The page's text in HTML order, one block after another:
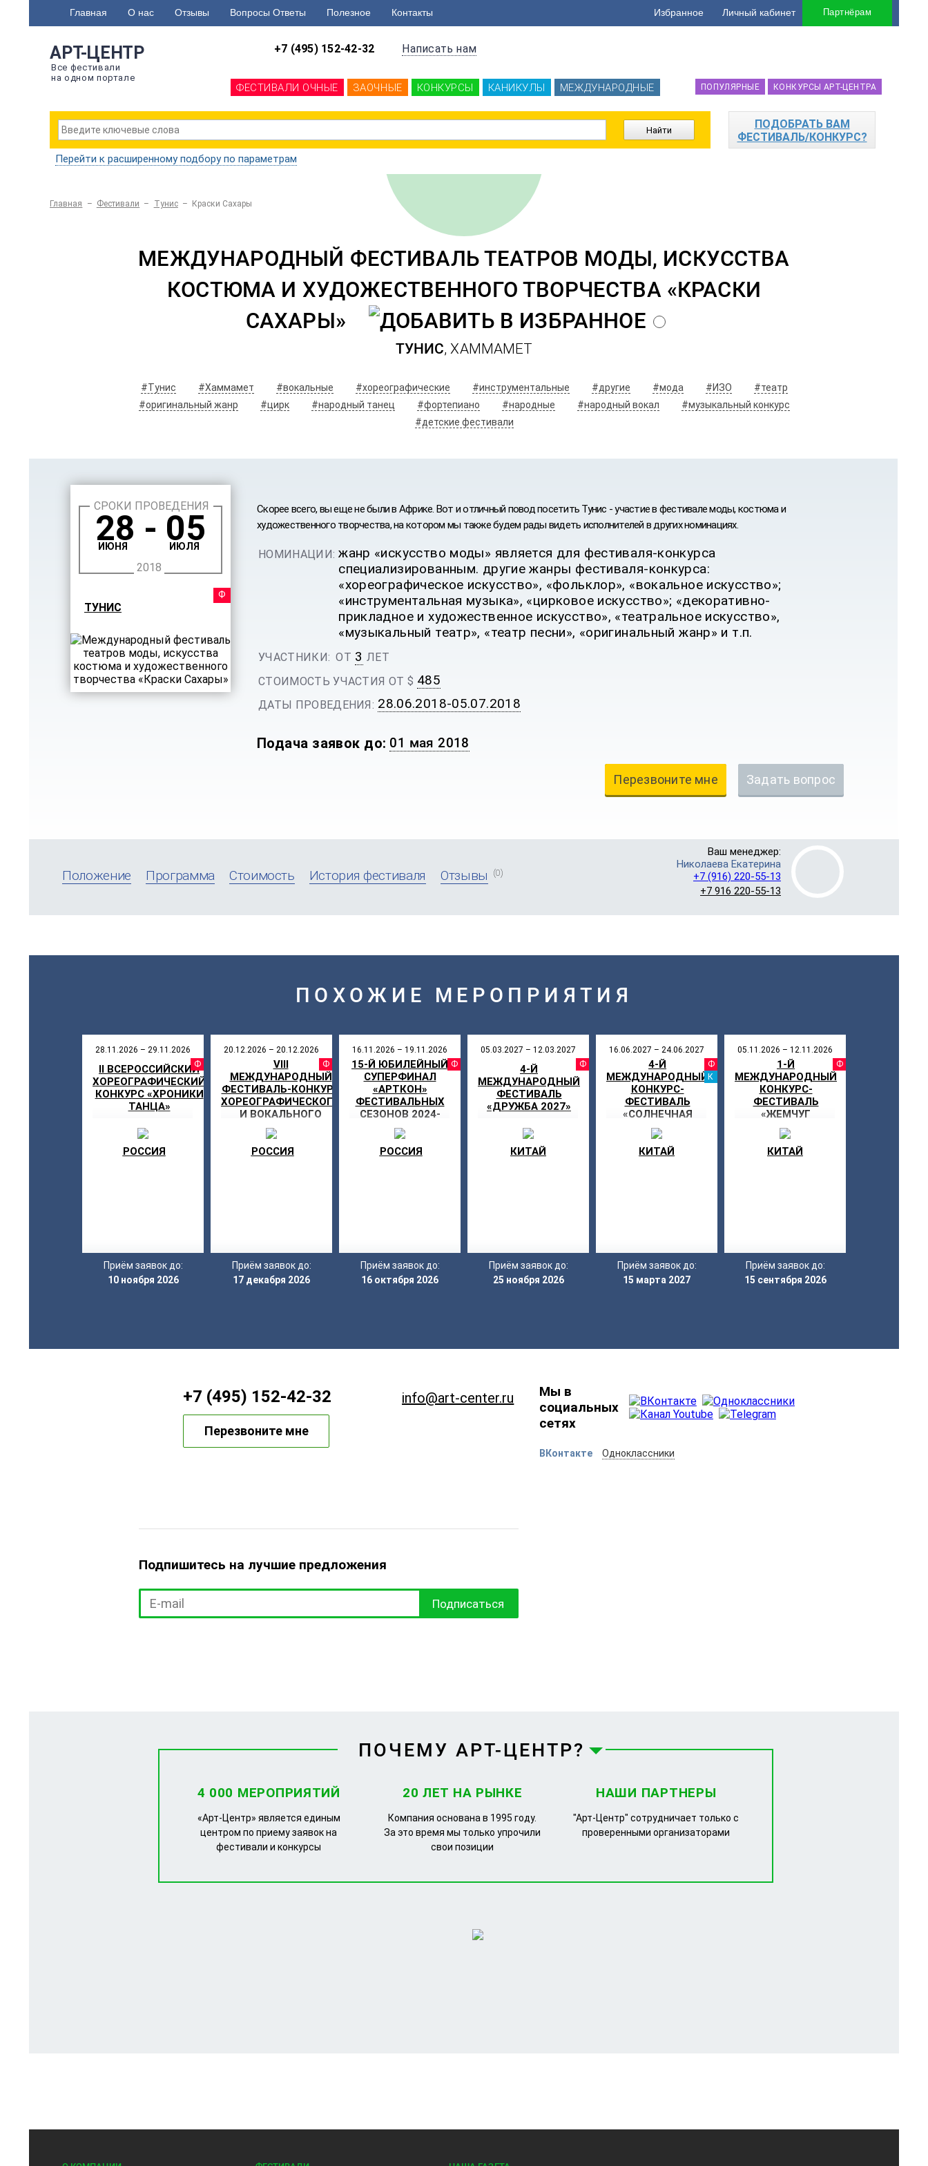
Главная О нас Отзывы Вопросы Ответы Полезное Контакты Партнёрам
Личный кабинет
Избранное
АРТ-ЦЕНТР
Все фестивали
на одном портале
+7 (495) 152-42-32 Написать нам
ФЕСТИВАЛИ ОЧНЫЕ ЗАОЧНЫЕ КОНКУРСЫ КАНИКУЛЫ МЕЖДУНАРОДНЫЕ КОНКУРСЫ АРТ-ЦЕНТРА
ПОПУЛЯРНЫЕ
ПОДОБРАТЬ ВАМ
ФЕСТИВАЛЬ/КОНКУРС?
Перейти к расширенному подбору по параметрам
Главная – Фестивали – Тунис– Краски Сахары
МЕЖДУНАРОДНЫЙ ФЕСТИВАЛЬ ТЕАТРОВ МОДЫ, ИСКУССТВА
КОСТЮМА И ХУДОЖЕСТВЕННОГО ТВОРЧЕСТВА «КРАСКИ
САХАРЫ»
ТУНИС, ХАММАМЕТ
#Тунис #Хаммамет #вокальные #хореографические #инструментальные #другие #мода #ИЗО
#театр
#оригинальный жанр
#цирк #народный танец #фортепиано #народные #народный вокал
#музыкальный конкурс
#детские фестивали
СРОКИ ПРОВЕДЕНИЯ
28 - 05
ИЮНЯ ИЮЛЯ
2018
ФЕСТИВАЛЬ
ТУНИС
Скорее всего, вы еще не были в Африке. Вот и отличный повод посетить Тунис - участие в фестивале моды, костюма и
художественного творчества, на котором мы также будем рады видеть исполнителей в других номинациях.
НОМИНАЦИИ: жанр «искусство моды» является для фестиваля-конкурса
специализированным. другие жанры фестиваля-конкурса:
«хореографическое искусство», «фольклор», «вокальное искусство»;
«инструментальная музыка», «цирковое искусство»; «декоративно-
прикладное и художественное искусство», «театральное искусство»,
«музыкальный театр», «театр песни», «оригинальный жанр» и т.п.
УЧАСТНИКИ: ОТ 3 ЛЕТ
СТОИМОСТЬ УЧАСТИЯ ОТ $ 485
ДАТЫ ПРОВЕДЕНИЯ: 28.06.2018-05.07.2018
Подача заявок до: 01 мая 2018
Перезвоните мне Задать вопрос
Ваш менеджер:
Николаева Екатерина
+7 (916) 220-55-13
+7 916 220-55-13
Положение Программа Стоимость История фестиваля Отзывы (0)
ПОХОЖИЕ МЕРОПРИЯТИЯ
28.11.2026 – 29.11.2026
ФЕСТИВАЛЬ
II ВСЕРОССИЙСКИЙ
ХОРЕОГРАФИЧЕСКИЙ
КОНКУРС «ХРОНИКИ
ТАНЦА»
РОССИЯ
Приём заявок до:
10 ноября 2026
20.12.2026 – 20.12.2026
ФЕСТИВАЛЬ
VIII
МЕЖДУНАРОДНЫЙ
ФЕСТИВАЛЬ-КОНКУРС
ХОРЕОГРАФИЧЕСКОГО
И ВОКАЛЬНОГО
ИСКУССТВА «ДОРОГА
В СКАЗКУ»
РОССИЯ
Приём заявок до:
17 декабря 2026
16.11.2026 – 19.11.2026
ФЕСТИВАЛЬ
15-Й ЮБИЛЕЙНЫЙ
СУПЕРФИНАЛ
«АРТКОН»
ФЕСТИВАЛЬНЫХ
СЕЗОНОВ 2024-
2025 ГГ. И 2025-
2026 ГГ.
РОССИЯ
Приём заявок до:
16 октября 2026
05.03.2027 – 12.03.2027
ФЕСТИВАЛЬ
4-Й
МЕЖДУНАРОДНЫЙ
ФЕСТИВАЛЬ
«ДРУЖБА 2027»
КИТАЙ
Приём заявок до:
25 ноября 2026
16.06.2027 – 24.06.2027
ФЕСТИВАЛЬ
КАНИКУЛЫ
4-Й
МЕЖДУНАРОДНЫЙ
КОНКУРС-
ФЕСТИВАЛЬ
«СОЛНЕЧНАЯ
МЕЧТА-2027»
КИТАЙ
Приём заявок до:
15 марта 2027
05.11.2026 – 12.11.2026
1-Й
МЕЖДУНАРОДНЫЙ
КОНКУРС-
ФЕСТИВАЛЬ
«ЖЕМЧУГ
ИСКУССТВА 2026»
КИТАЙ
Приём заявок до:
15 сентября 2026
+7 (495) 152-42-32
Перезвоните мне
info@art-center.ru
Подпишитесь на лучшие предложения
Подписаться
Мы в
социальных
сетях
ВКонтакте Одноклассники
ПОЧЕМУ АРТ-ЦЕНТР?
4 000 МЕРОПРИЯТИЙ
«Арт-Центр» является единым
центром по приему заявок на
фестивали и конкурсы
20 ЛЕТ НА РЫНКЕ
Компания основана в 1995 году.
За это время мы только упрочили
свои позиции
НАШИ ПАРТНЕРЫ
"Арт-Центр" сотрудничает только с
проверенными организаторами